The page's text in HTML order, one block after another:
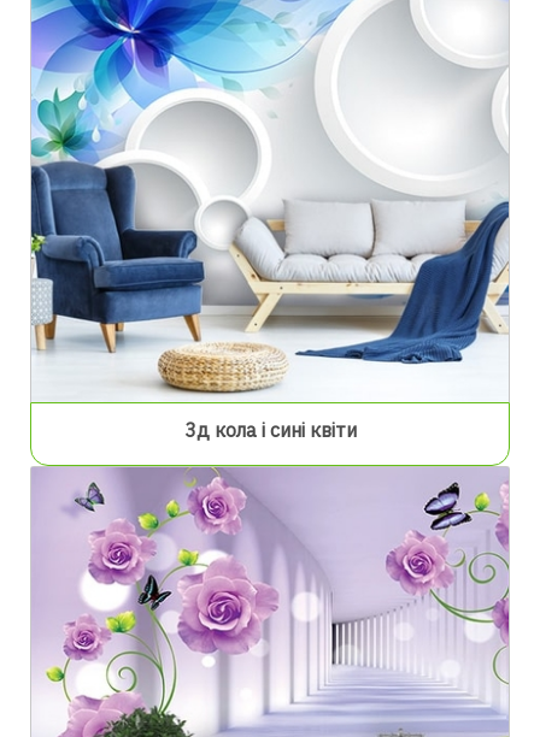
3д кола і сині квіти